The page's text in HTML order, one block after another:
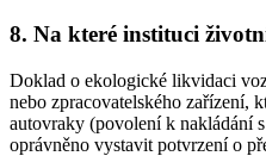
8. Na které instituci
Doklad o ekologické likvidaci
nebo zpracovatelského zařízení,
autovraky (povolení k nakládání
oprávněno vystavit potvrzení o